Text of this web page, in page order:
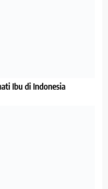
Kuat Hingga Tua